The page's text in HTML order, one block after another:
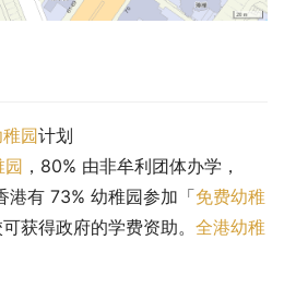
园计划
园 ，80% 由非牟利团体办学，
港有 73% 幼稚园参加「免费幼稚
获得政府的学费资助。 全港幼稚